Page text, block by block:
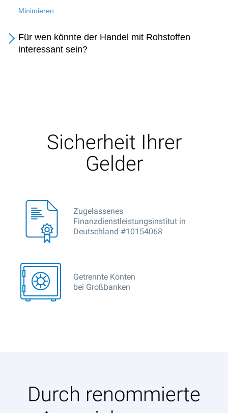
Minimieren
Für wen könnte der Handel mit Rohstoffen
interessant sein?
Sicherheit Ihrer
Gelder
Zugelassenes
Finanzdienstleistungsinstitut in
Deutschland #10154068
Getrennte Konten
bei Großbanken
Durch renommierte